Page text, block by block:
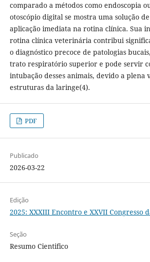
comparado a métodos como endoscopia
otoscópio digital se mostra uma solução
aplicação imediata na rotina clínica. Sua
rotina clínica veterinária contribui
o diagnóstico precoce de patologias
trato respiratório superior e pode servir
intubação desses animais, devido a plena
estruturas da laringe(4).
PDF
Publicado
2026-03-22
Edição
2025: XXXIII Encontro e XXVII Congresso
Seção
Resumo Cientifico